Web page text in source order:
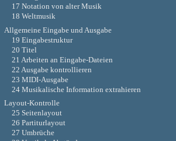
17 Notation von alter Musik
18 Weltmusik
Allgemeine Eingabe und Ausgabe
19 Eingabestruktur
20 Titel
21 Arbeiten an Eingabe-Dateien
22 Ausgabe kontrollieren
23 MIDI-Ausgabe
24 Musikalische Information extrahieren
Layout-Kontrolle
25 Seitenlayout
26 Partiturlayout
27 Umbrüche